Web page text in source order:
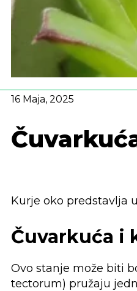
16 Maja, 2025
​Kurje oko predstavlja
Čuvarkuća i
Ovo stanje može biti
tectorum) pružaju